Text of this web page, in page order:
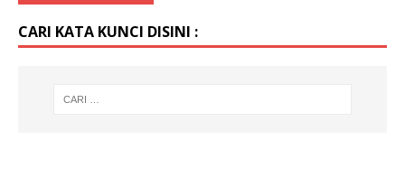
CARI KATA KUNCI DISINI :